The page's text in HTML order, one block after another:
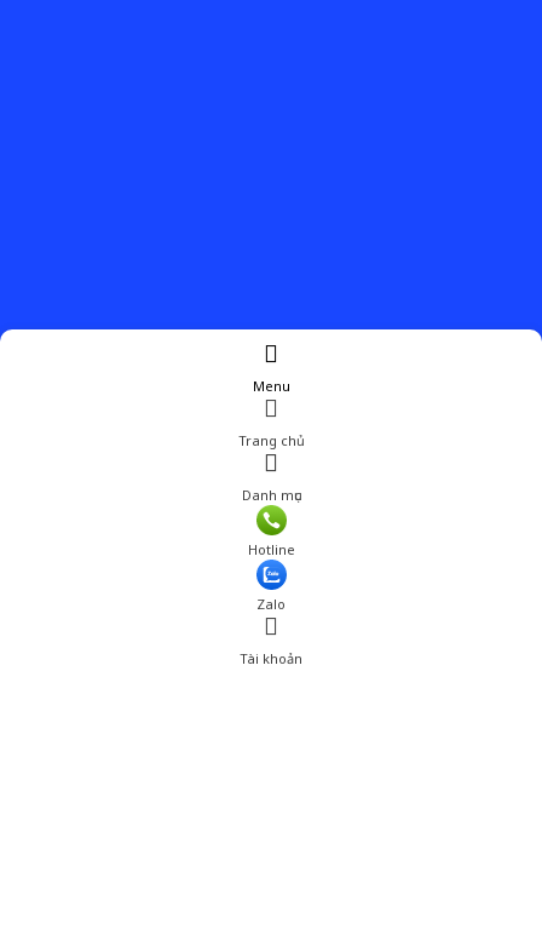
Menu
Trang chủ
Danh mục
Hotline
Zalo
Tài khoản